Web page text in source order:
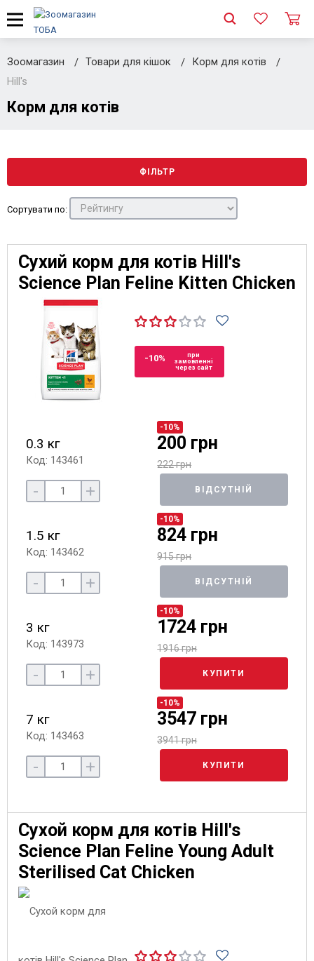
Зоомагазин Товари для кішок
Корм для котів
Hill's
Корм для котів
ФІЛЬТР
Сортувати по:
Сухий корм для котів Hill's
Science Plan Feline Kitten Chicken
-10%
при
замовленні
через сайт
0.3 кг
Код: 143461
-10%
200 грн
222 грн
- + ВІДСУТНІЙ
1.5 кг
Код: 143462
-10%
824 грн
915 грн
- + ВІДСУТНІЙ
3 кг
Код: 143973
-10%
1724 грн
1916 грн
- + КУПИТИ
7 кг
Код: 143463
-10%
3547 грн
3941 грн
- + КУПИТИ
Сухой корм для котів Hill's
Science Plan Feline Young Adult
Sterilised Cat Chicken